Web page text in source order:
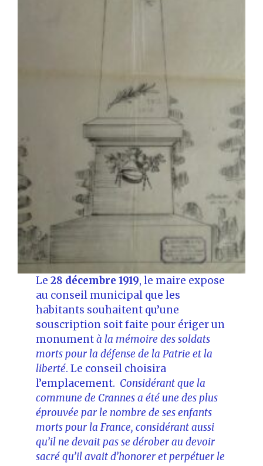
Le 28 décembre 1919, le maire expose
au conseil municipal que les
habitants souhaitent qu’une
souscription soit faite pour ériger un
monumentà la mémoire des soldats
morts pour la défense de la Patrie et la
liberté. Le conseil choisira
l’emplacement. Considérant que la
commune de Crannes a été une des plus
éprouvée par le nombre de ses enfants
morts pour la France, considérant aussi
qu’il ne devait pas se dérober au devoir
sacré qu’il avait d’honorer et perpétuer le